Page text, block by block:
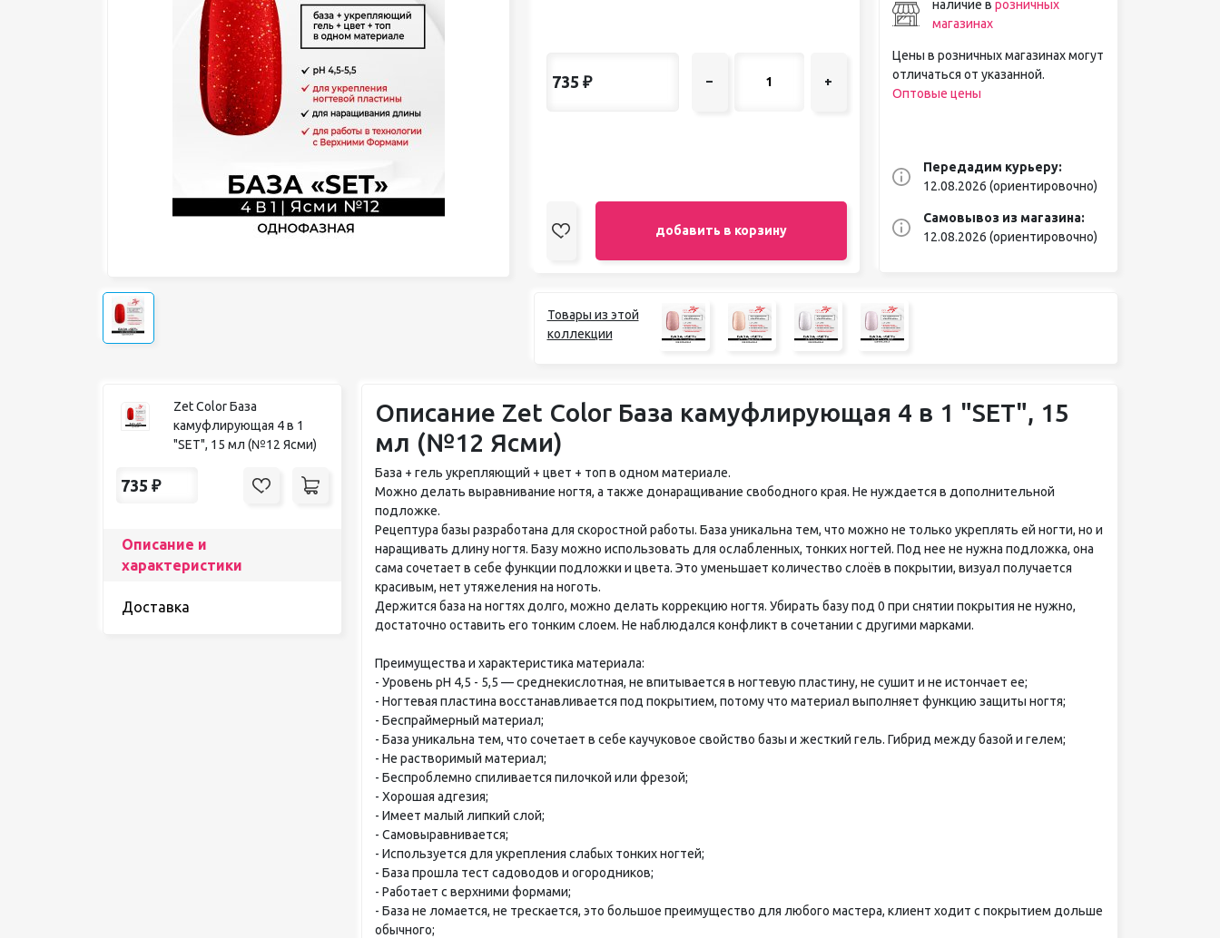
Лампы для сушки ногтей
Лечение и уход за кутикулой и
щелочного педикюра
Стерилизаторы
735 ₽ – +
добавить в корзину
наличие в розничных
магазинах
Цены в розничных магазинах могут
отличаться от указанной.
Оптовые цены
Передадим курьеру:
12.08.2026 (ориентировочно)
Самовывоз из магазина:
12.08.2026 (ориентировочно)
Товары из этой
коллекции
Zet Color База
камуфлирующая 4 в 1
"SET", 15 мл (№12 Ясми)
735 ₽
Описание и
характеристики
Доставка
Описание Zet Color База камуфлирующая 4 в 1 "SET", 15
мл (№12 Ясми)
База + гель укрепляющий + цвет + топ в одном материале.
Можно делать выравнивание ногтя, а также донаращивание свободного края. Не нуждается в дополнительной
подложке.
Рецептура базы разработана для скоростной работы. База уникальна тем, что можно не только укреплять ей ногти, но и
наращивать длину ногтя. Базу можно использовать для ослабленных, тонких ногтей. Под нее не нужна подложка, она
сама сочетает в себе функции подложки и цвета. Это уменьшает количество слоёв в покрытии, визуал получается
красивым, нет утяжеления на ноготь.
Держится база на ногтях долго, можно делать коррекцию ногтя. Убирать базу под 0 при снятии покрытия не нужно,
достаточно оставить его тонким слоем. Не наблюдался конфликт в сочетании с другими марками.
Преимущества и характеристика материала:
- Уровень рН 4,5 - 5,5 — среднекислотная, не впитывается в ногтевую пластину, не сушит и не истончает ее;
- Ногтевая пластина восстанавливается под покрытием, потому что материал выполняет функцию защиты ногтя;
- Беспраймерный материал;
- База уникальна тем, что сочетает в себе каучуковое свойство базы и жесткий гель. Гибрид между базой и гелем;
- Не растворимый материал;
- Беспроблемно спиливается пилочкой или фрезой;
- Хорошая адгезия;
- Имеет малый липкий слой;
- Самовыравнивается;
- Используется для укрепления слабых тонких ногтей;
- База прошла тест садоводов и огородников;
- Работает с верхними формами;
- База не ломается, не трескается, это большое преимущество для любого мастера, клиент ходит с покрытием дольше
обычного;